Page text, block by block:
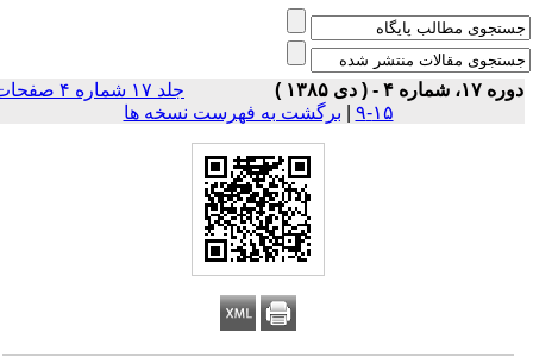
شماره ۴ - ( دى ۱۳۸۵ )
جلد ۱۷ شماره ۴ صفحات
۱۵-۹
| برگشت به فهرست نسخه ها